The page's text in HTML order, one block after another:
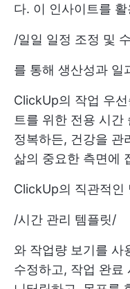
다. 이 인사이트를
/일일 일정 조정 및
를 통해 생산성과 일
ClickUp의 작업 우
트를 위한 전용 시간
정복하든, 건강을 관
삶의 중요한 측면에
ClickUp의 직관적인
/시간 관리 템플릿/
와 작업량 보기를 사
수정하고, 작업 완료